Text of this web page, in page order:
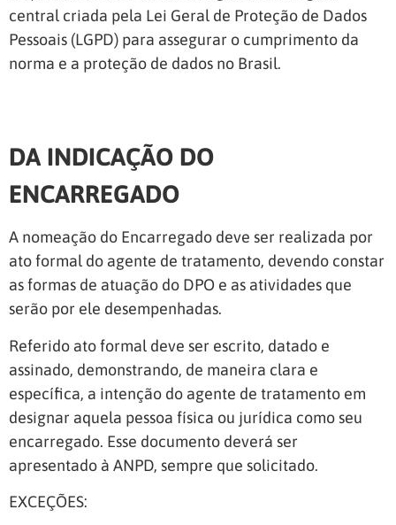
central criada pela Lei Geral de Proteção de Dados
Pessoais (LGPD) para assegurar o cumprimento da
norma e a proteção de dados no Brasil.
DA INDICAÇÃO DO
ENCARREGADO
A nomeação do Encarregado deve ser realizada por
ato formal do agente de tratamento, devendo constar
as formas de atuação do DPO e as atividades que
serão por ele desempenhadas.
Referido ato formal deve ser escrito, datado e
assinado, demonstrando, de maneira clara e
específica, a intenção do agente de tratamento em
designar aquela pessoa física ou jurídica como seu
encarregado. Esse documento deverá ser
apresentado à ANPD, sempre que solicitado.
EXCEÇÕES: